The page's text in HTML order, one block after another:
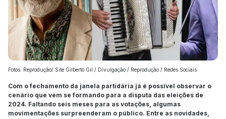
Fotos: Reprodução/ Site Gilberto Gil / Divulgação / Reprodução / Redes Sociais
Com o fechamento da janela partidária já é possível observar o
cenário que vem se formando para a disputa das eleições de
2024. Faltando seis meses para as votações, algumas
movimentações surpreenderam o público. Entre as novidades,